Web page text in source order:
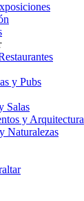
y Pubs
Salas
y Arquitectura
Naturalezas